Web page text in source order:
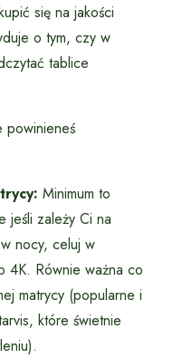
się na jakości
o tym, czy w
tablice
powinieneś
Minimum to
jeśli zależy Ci na
nocy, celuj w
4K. Równie ważna co
matrycy (popularne i
które świetnie